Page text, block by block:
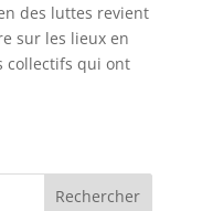
des luttes revient
sur les lieux en
collectifs qui ont